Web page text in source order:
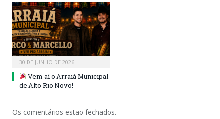
30 DE JUNHO DE 2026
Vem aí o Arraiá Municipal
de Alto Rio Novo!
Os comentários estão fechados.